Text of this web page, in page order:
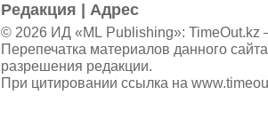
Редакция Адрес
© 2026 ИД «ML Publishing»: TimeOut.kz
Перепечатка материалов данного
разрешения редакции.
При цитировании ссылка на